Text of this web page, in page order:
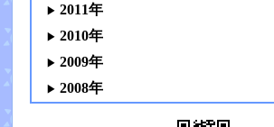
2011年
2010年
2009年
2008年